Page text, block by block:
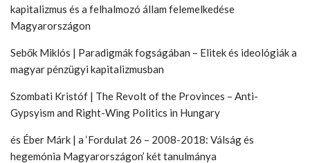
kapitalizmus és a felhalmozó állam felemelkedése
Magyarországon
Sebők Miklós | Paradigmák fogságában – Elitek és ideológiák a
magyar pénzügyi kapitalizmusban
Szombati Kristóf | The Revolt of the Provinces – Anti-
Gypsyism and Right-Wing Politics in Hungary
és Éber Márk | a ‘Fordulat 26 – 2008-2018: Válság és
hegemónia Magyarországon’ két tanulmánya